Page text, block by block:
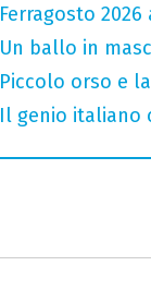
Ferragosto
Un ballo in
Piccolo orso e
Il genio italiano